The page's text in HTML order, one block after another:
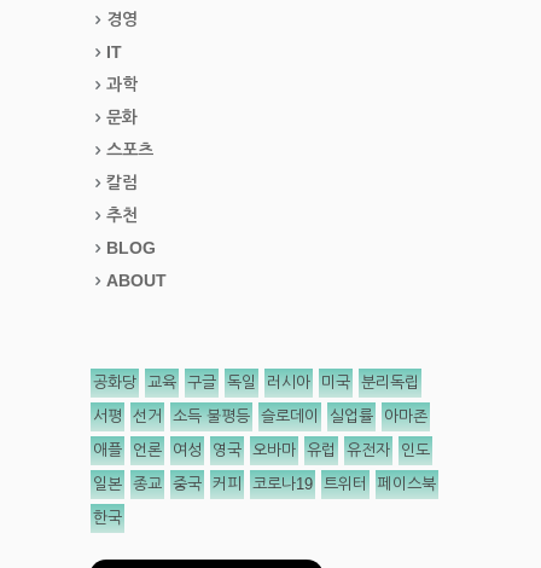
경영
IT
과학
문화
스포츠
칼럼
추천
BLOG
ABOUT
공화당 교육 구글 독일 러시아 미국 분리독립
서평 선거 소득 불평등 슬로데이 실업률 아마존
애플 언론 여성 영국 오바마 유럽 유전자 인도
일본 종교 중국 커피 코로나19 트위터 페이스북
한국